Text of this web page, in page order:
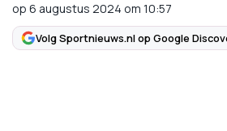
op 6 augustus 2024 om 10:57
Volg Sportnieuws.nl op Google